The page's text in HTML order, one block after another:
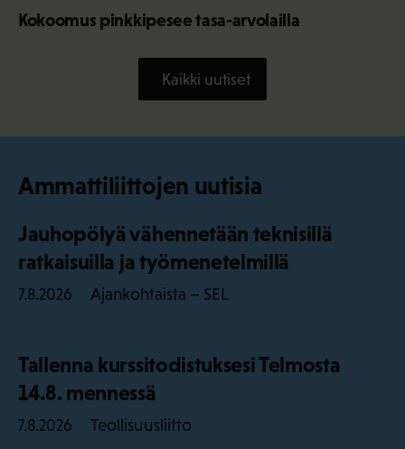
Kokoomus pinkkipesee tasa-arvolailla
Kaikki uutiset
Ammattiliittojen uutisia
Jauhopölyä vähennetään teknisillä
ratkaisuilla ja työmenetelmillä
7.8.2026 Ajankohtaista – SEL
Tallenna kurssitodistuksesi Telmosta
14.8. mennessä
7.8.2026 Teollisuusliitto